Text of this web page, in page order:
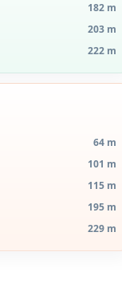
182 m
203 m
222 m
64 m
101 m
115 m
195 m
229 m